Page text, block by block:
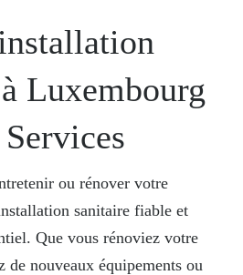
Luxembourg
ou rénover votre
sanitaire fiable et
Que vous rénoviez votre
de nouveaux équipements ou